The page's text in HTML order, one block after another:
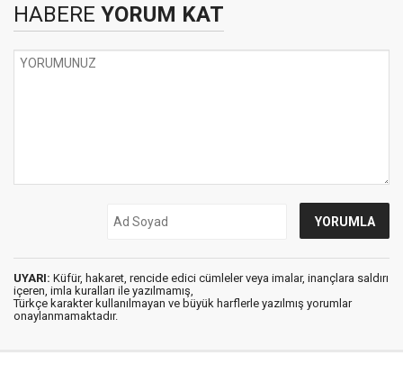
HABERE YORUM KAT
UYARI: Küfür, hakaret, rencide edici cümleler veya imalar, inançlara saldırı
içeren, imla kuralları ile yazılmamış,
Türkçe karakter kullanılmayan ve büyük harflerle yazılmış yorumlar
onaylanmamaktadır.